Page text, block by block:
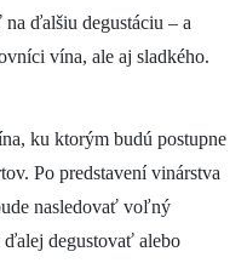
ďalšiu degustáciu – a
vína, ale aj sladkého.
ku ktorým budú postupne
Po predstavení vinárstva
nasledovať voľný
degustovať alebo